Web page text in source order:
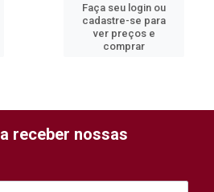
Faça seu login ou
cadastre-se para
ver preços e
comprar
receber nossas